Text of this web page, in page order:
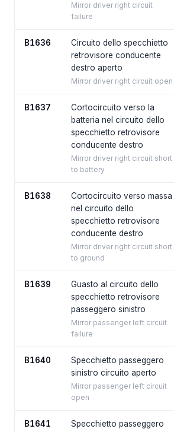
Mirror driver right circuit
failure
B1636
Circuito dello specchietto
retrovisore conducente
destro aperto
Mirror driver right circuit open
B1637
Cortocircuito verso la
batteria nel circuito dello
specchietto retrovisore
conducente destro
Mirror driver right circuit short
to battery
B1638
Cortocircuito verso massa
nel circuito dello
specchietto retrovisore
conducente destro
Mirror driver right circuit short
to ground
B1639
Guasto al circuito dello
specchietto retrovisore
passeggero sinistro
Mirror passenger left circuit
failure
B1640
Specchietto passeggero
sinistro circuito aperto
Mirror passenger left circuit
open
B1641
Specchietto passeggero